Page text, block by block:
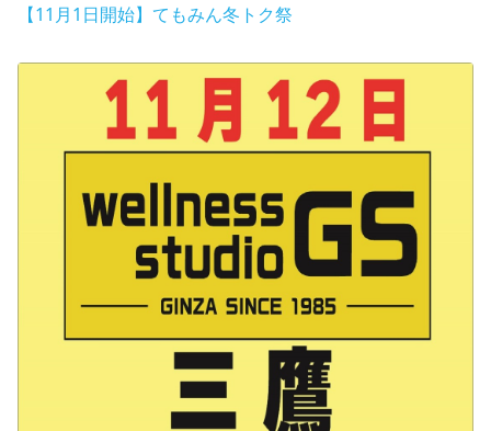
【11月1日開始】てもみん冬トク祭